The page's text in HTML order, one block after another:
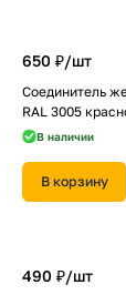
650 ₽/шт
Соединитель
RAL 3005
В наличии
В корзину
490 ₽/шт